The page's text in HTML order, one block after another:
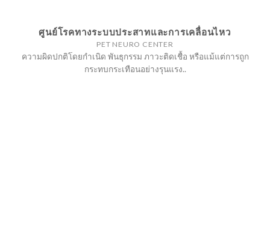
ศูนย์โรคทางระบบประสาทและการเคลื่อนไหว
PET NEURO CENTER
ความผิดปกติโดยกำเนิด พันธุกรรม ภาวะติดเชื้อ หรือแม้แต่การถูก
กระทบกระเทือนอย่างรุนแรง..